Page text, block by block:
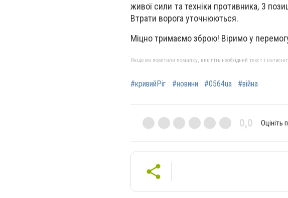
живої сили та техніки противника, 3
Втрати ворога уточнюються.
Міцно тримаємо зброю! Віримо у
Якщо ви помітили помилку, виділіть необхідний текст і
#кривийРіг #новини #0564ua #війна
0,0 Оцініть